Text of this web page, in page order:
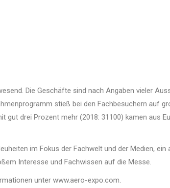
Die Geschäfte sind nach Angaben vieler
stieß bei den Fachbesuchern auf
gut drei Prozent mehr (2018: 31100) kamen aus
im Fokus der Fachwelt und der Medien,
Interesse und Fachwissen auf die Messe.
unter www.aero-expo.com.